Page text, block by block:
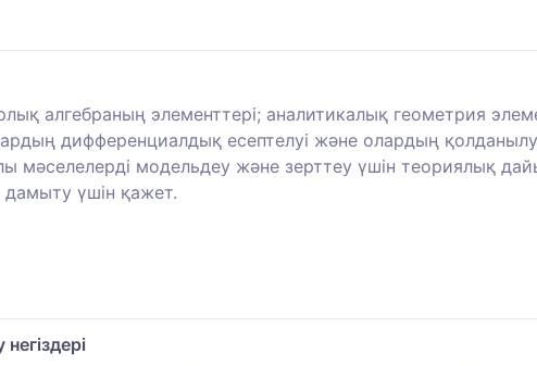
алгебраның элементтері; аналитикалық геометрия
дифференциалдық есептелуі және олардың
мәселелерді модельдеу және зерттеу үшін теориялық
үшін қажет.